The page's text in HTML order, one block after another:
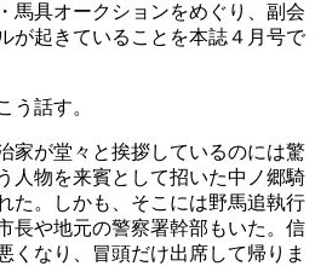
馬具オークションをめぐり、副会
が起きていることを本誌４月号で
話す。
家が堂々と挨拶しているのには驚
人物を来賓として招いた中ノ郷騎
た。しかも、そこには野馬追執行
長や地元の警察署幹部もいた。信
くなり、冒頭だけ出席して帰りま